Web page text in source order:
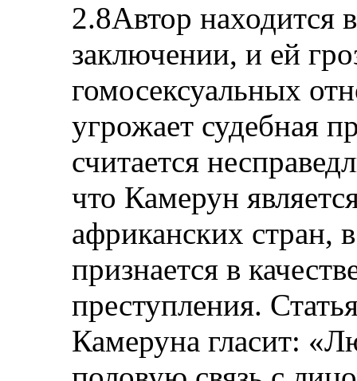
2.8Автор находится
заключении, и ей
гомосексуальных
угрожает судебная
считается
что Камерун
африканских стран,
признается в
преступления.
Камеруна гласит: